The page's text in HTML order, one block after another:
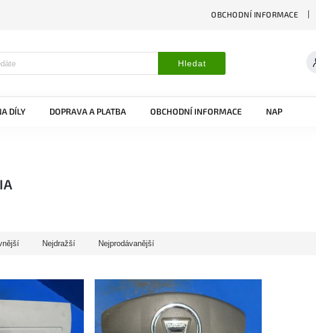
OBCHODNÍ INFORMACE
Hledat
DÍLY DOPRAVA A PLATBA OBCHODNÍ INFORMACE NAPIŠTE NÁM
Nejdražší Nejprodávanější